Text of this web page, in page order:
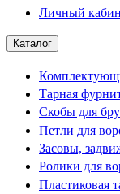
Личный
Каталог
Тарная
Скобы для
Петли для
Засовы,
Ролики для
Пластиковая